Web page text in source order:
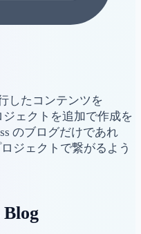
したコンテンツを
ェクトを追加で作成を
のブログだけであれ
ジェクトで繋がるよう